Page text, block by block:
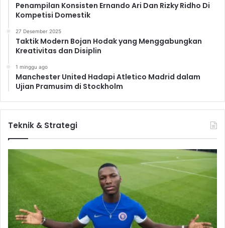
Penampilan Konsisten Ernando Ari Dan Rizky Ridho Di
Kompetisi Domestik
27 Desember 2025
Taktik Modern Bojan Hodak yang Menggabungkan
Kreativitas dan Disiplin
1 minggu ago
Manchester United Hadapi Atletico Madrid dalam
Ujian Pramusim di Stockholm
Teknik & Strategi